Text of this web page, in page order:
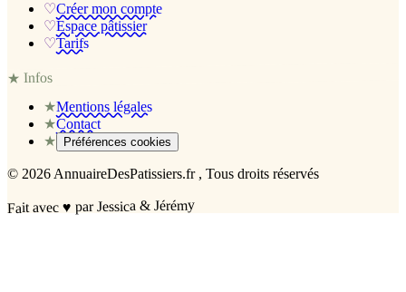
♡Créer mon compte
♡Espace pâtissier
♡Tarifs
★Infos
★Mentions légales
★Contact
★
Préférences cookies
© 2026 AnnuaireDesPatissiers.fr , Tous droits réservés
Fait avec♥ par Jessica & Jérémy